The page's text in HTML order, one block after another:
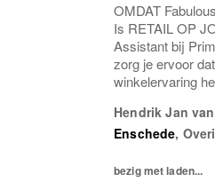
OMDAT
Is RETAIL OP
Assistant bij
zorg je ervoor
winkelervaring
winkel netjes en
kassa bied je...
Hendrik Jan
Enschede,
bezig met laden...